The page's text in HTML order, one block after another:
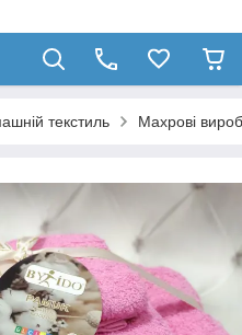
текстиль Махрові